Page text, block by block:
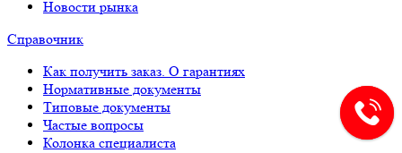
Новости рынка
Справочник
Как получить заказ. О гарантиях
Нормативные документы
Типовые документы
Частые вопросы
Колонка специалиста